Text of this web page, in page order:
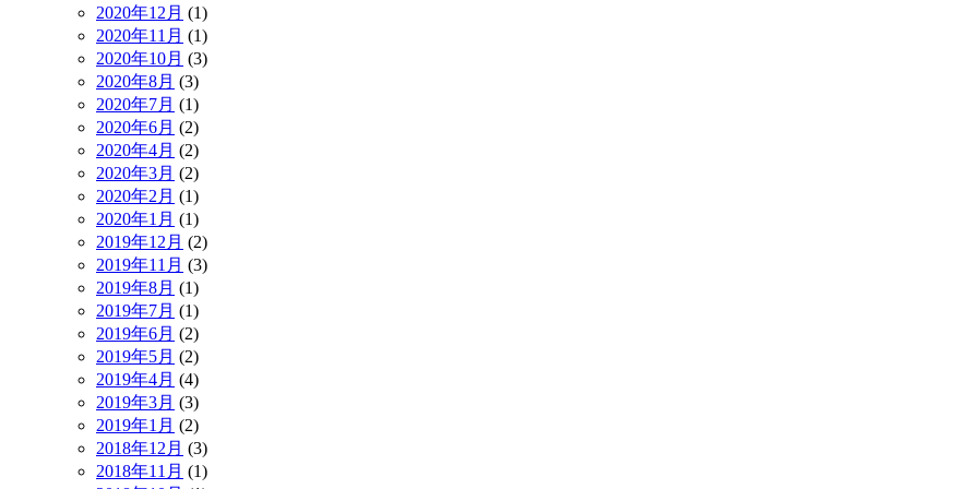
2020年12月 (1)
2020年11月 (1)
2020年10月 (3)
2020年8月 (3)
2020年7月 (1)
2020年6月 (2)
2020年4月 (2)
2020年3月 (2)
2020年2月 (1)
2020年1月 (1)
2019年12月 (2)
2019年11月 (3)
2019年8月 (1)
2019年7月 (1)
2019年6月 (2)
2019年5月 (2)
2019年4月 (4)
2019年3月 (3)
2019年1月 (2)
2018年12月 (3)
2018年11月 (1)